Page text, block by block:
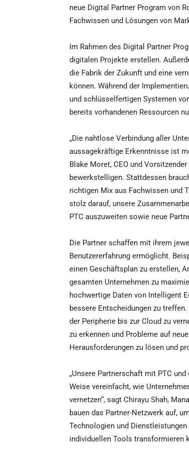
neue Digital Partner Program von
Fachwissen und Lösungen von
Im Rahmen des Digital Partner
digitalen Projekte erstellen.
die Fabrik der Zukunft und eine
können. Während der
und schlüsselfertigen Systemen
bereits vorhandenen Ressourcen
„Die nahtlose Verbindung aller
aussagekräftige Erkenntnisse ist
Blake Moret, CEO und
bewerkstelligen. Stattdessen
richtigen Mix aus Fachwissen und
stolz darauf, unsere
PTC auszuweiten sowie neue
Die Partner schaffen mit ihrem
Benutzererfahrung ermöglicht.
einen Geschäftsplan zu erstellen,
gesamten Unternehmen zu
hochwertige Daten von Intelligent
bessere Entscheidungen zu
der Peripherie bis zur Cloud zu
zu erkennen und Probleme auf
Herausforderungen zu lösen und
„Unsere Partnerschaft mit PTC
Weise vereinfacht, wie
vernetzen“, sagt Chirayu Shah,
bauen das Partner-Netzwerk auf,
Technologien und
individuellen Tools transformieren